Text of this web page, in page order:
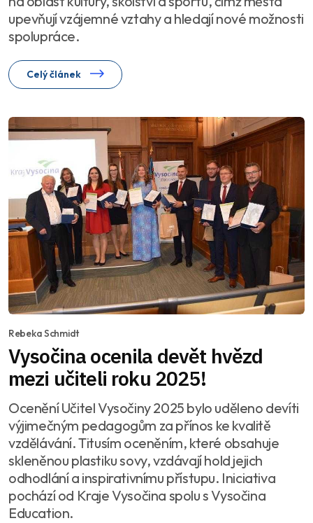
upevňují vzájemné vztahy a hledají nové možnosti
spolupráce.
Celý článek
Rebeka Schmidt
Vysočina ocenila devět hvězd
mezi učiteli roku 2025!
Ocenění Učitel Vysočiny 2025 bylo uděleno devíti
výjimečným pedagogům za přínos ke kvalitě
vzdělávání. Titusím oceněním, které obsahuje
skleněnou plastiku sovy, vzdávají hold jejich
odhodlání a inspirativnímu přístupu. Iniciativa
pochází od Kraje Vysočina spolu s Vysočina
Education.